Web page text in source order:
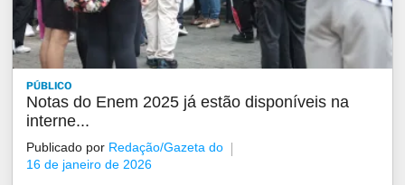
PÚBLICO
Notas do Enem 2025 já estão disponíveis na
interne...
Publicado por Redação/Gazeta do
16 de janeiro de 2026